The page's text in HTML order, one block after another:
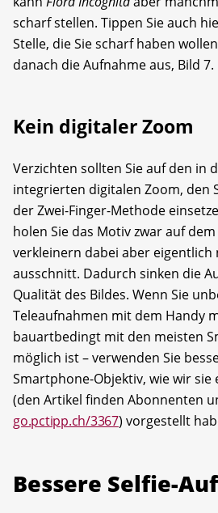
scharf stellen. Tippen Sie auch
Stelle, die Sie scharf haben
danach die Aufnahme aus, Bild 7.
Kein digitaler Zoom
Verzichten sollten Sie auf den in
integrierten digitalen Zoom, den
der Zwei-Finger-Methode
holen Sie das Motiv zwar auf
verkleinern dabei aber
ausschnitt. Dadurch sinken die
Qualität des Bildes. Wenn Sie
Teleaufnahmen mit dem Handy
bauartbedingt mit den meisten
möglich ist – verwenden Sie
Smartphone-Objektiv, wie wir sie
(den Artikel finden Abonnenten
go.pctipp.ch/3367) vorgestellt
Bessere Selfie-